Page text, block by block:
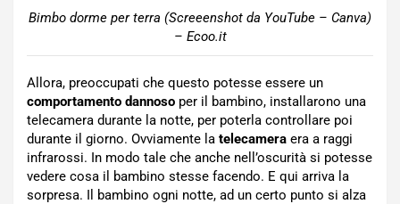
Bimbo dorme per terra (Screeenshot da YouTube – Canva)
– Ecoo.it
Allora, preoccupati che questo potesse essere un
comportamento dannoso per il bambino, installarono una
telecamera durante la notte, per poterla controllare poi
durante il giorno. Ovviamente la telecamera era a raggi
infrarossi. In modo tale che anche nell’oscurità si potesse
vedere cosa il bambino stesse facendo. E qui arriva la
sorpresa. Il bambino ogni notte, ad un certo punto si alza